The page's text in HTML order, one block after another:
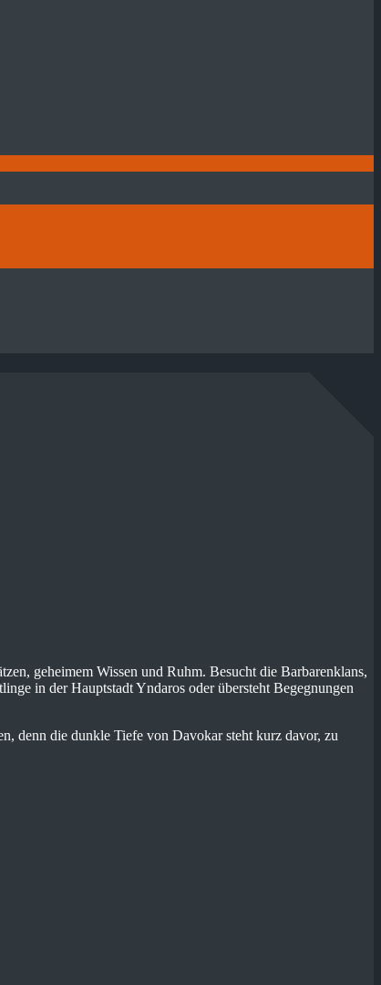
geheimem Wissen und Ruhm. Besucht die Barbarenklans,
in der Hauptstadt Yndaros oder übersteht Begegnungen
denn die dunkle Tiefe von Davokar steht kurz davor, zu